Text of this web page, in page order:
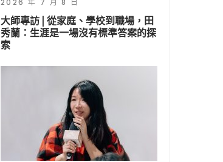
2026 年 7 月 8 日
大師專訪 | 從家庭、學校到職場，田
秀蘭：生涯是一場沒有標準答案的探
索